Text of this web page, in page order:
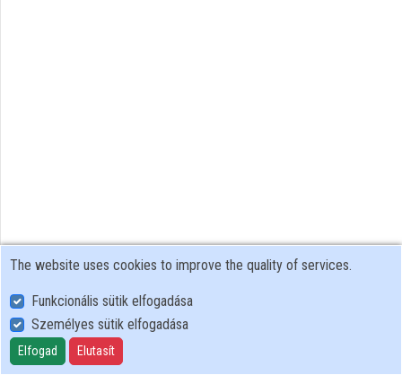
User Policy
Adatkezelési tájékoztató (en)
Cookie Policy
The website uses cookies to improve the quality of services.
Funkcionális sütik elfogadása
Személyes sütik elfogadása
Elfogad Elutasít